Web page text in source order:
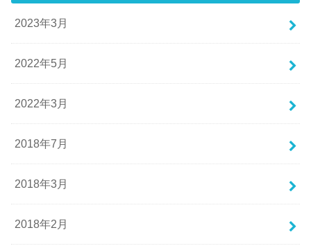
2023年3月
2022年5月
2022年3月
2018年7月
2018年3月
2018年2月